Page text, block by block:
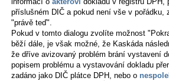
příslušném DIČ a pokud není vše v
"právě teď".
Pokud v tomto dialogu zvolíte možnost
běží dále, je však možné, že Kaskáda
že dříve avizovaný problém brání vystavení
popisem problému a vystavování dokladu
zadáno jako DIČ plátce DPH, nebo o